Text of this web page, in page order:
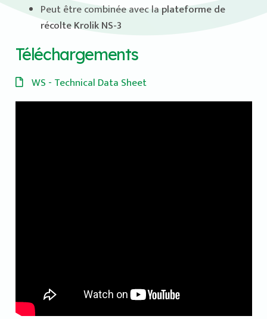
Peut être combinée avec la plateforme de
récolte Krolik NS-3
Téléchargements
WS - Technical Data Sheet